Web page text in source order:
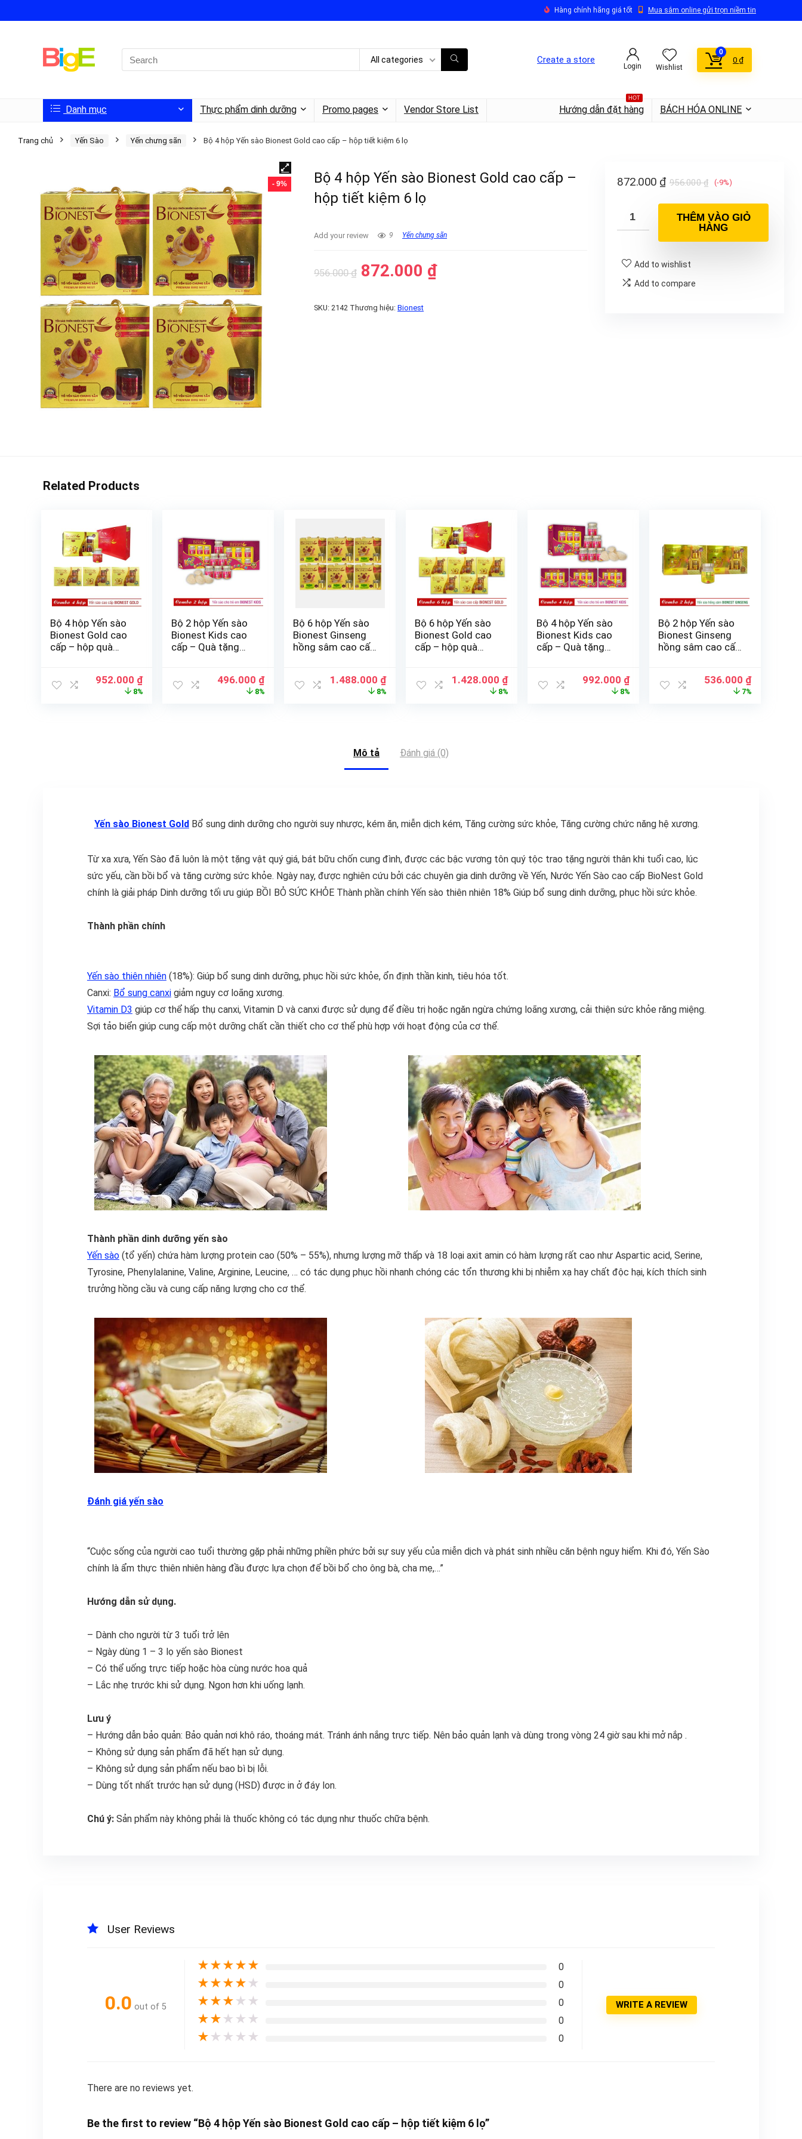
Hàng chính hãng giá tốt Mua sắm online gửi trọn niềm tin
All categories Create a store
Login Wishlist
0
0 ₫
Danh mục Thực phẩm dinh dưỡng Promo pages Vendor Store List
HOT
Hướng dẫn đặt hàng BÁCH HÓA ONLINE
Trang chủ Yến Sào Yến chưng sãn Bộ 4 hộp Yến sào Bionest Gold cao cấp – hộp tiết kiệm 6 lọ
- 9%
Bộ 4 hộp Yến sào Bionest Gold cao cấp –
hộp tiết kiệm 6 lọ
Add your review 9 Yến chưng sãn
956.000₫ 872.000 ₫
SKU:2142 Thương hiệu:Bionest
956.000₫
872.000 ₫ (-9%)
THÊM VÀO GIỎ
HÀNG
Add to wishlist
Add to compare
Related Products
Bộ 4 hộp Yến sào
Bionest Gold cao
cấp – hộp quà
952.000 ₫
8%
Bộ 2 hộp Yến sào
Bionest Kids cao
cấp – Quà tặng
496.000 ₫
8%
Bộ 6 hộp Yến sào
Bionest Ginseng
hồng sâm cao cấp
1.488.000 ₫
8%
Bộ 6 hộp Yến sào
Bionest Gold cao
cấp – hộp quà
1.428.000 ₫
8%
Bộ 4 hộp Yến sào
Bionest Kids cao
cấp – Quà tặng
992.000 ₫
8%
Bộ 2 hộp Yến sào
Bionest Ginseng
hồng sâm cao cấp
536.000 ₫
7%
Mô tả Đánh giá (0)
Yến sào Bionest GoldBổ sung dinh dưỡng cho người suy nhược, kém ăn, miễn dịch kém, Tăng cường sức khỏe, Tăng cường chức năng hệ xương.
Từ xa xưa, Yến Sào đã luôn là một tặng vật quý giá, bát bữu chốn cung đình, được các bậc vương tôn quý tộc trao tặng người thân khi tuổi cao, lúc
sức yếu, cần bồi bổ và tăng cường sức khỏe. Ngày nay, được nghiên cứu bởi các chuyên gia dinh dưỡng về Yến, Nước Yến Sào cao cấp BioNest Gold
chính là giải pháp Dinh dưỡng tối ưu giúp BỒI BỎ SỨC KHỎE Thành phần chính Yến sào thiên nhiên 18% Giúp bổ sung dinh dưỡng, phục hồi sức khỏe.
Thành phần chính
Yến sào thiên nhiên(18%): Giúp bổ sung dinh dưỡng, phục hồi sức khỏe, ổn định thần kinh, tiêu hóa tốt.
Canxi: Bổ sung canxigiảm nguy cơ loãng xương.
Vitamin D3 giúp cơ thể hấp thụ canxi, Vitamin D và canxi được sử dụng để điều trị hoặc ngăn ngừa chứng loãng xương, cải thiện sức khỏe răng miệng.
Sợi tảo biển giúp cung cấp một dưỡng chất cần thiết cho cơ thể phù hợp với hoạt động của cơ thể.
Thành phần dinh dưỡng yến sào
Yến sào(tổ yến) chứa hàm lượng protein cao (50% – 55%), nhưng lượng mỡ thấp và 18 loại axit amin có hàm lượng rất cao như Aspartic acid, Serine,
Tyrosine, Phenylalanine, Valine, Arginine, Leucine, … có tác dụng phục hồi nhanh chóng các tổn thương khi bị nhiễm xạ hay chất độc hại, kích thích sinh
trưởng hồng cầu và cung cấp năng lượng cho cơ thể.
Đánh giá yến sào
“Cuộc sống của người cao tuổi thường gặp phải những phiền phức bởi sự suy yếu của miễn dịch và phát sinh nhiều căn bệnh nguy hiểm. Khi đó, Yến Sào
chính là ẩm thực thiên nhiên hàng đầu được lựa chọn để bồi bổ cho ông bà, cha mẹ,…”
Hướng dẫn sử dụng.
– Dành cho người từ 3 tuổi trở lên
– Ngày dùng 1 – 3 lọ yến sào Bionest
– Có thể uống trực tiếp hoặc hòa cùng nước hoa quả
– Lắc nhẹ trước khi sử dụng. Ngon hơn khi uống lạnh.
Lưu ý
– Hướng dẫn bảo quản: Bảo quản nơi khô ráo, thoáng mát. Tránh ánh nắng trực tiếp. Nên bảo quản lạnh và dùng trong vòng 24 giờ sau khi mở nắp .
– Không sử dụng sản phẩm đã hết hạn sử dụng.
– Không sử dụng sản phẩm nếu bao bì bị lỗi.
– Dùng tốt nhất trước hạn sử dụng (HSD) được in ở đáy lon.
Chú ý:Sản phẩm này không phải là thuốc không có tác dụng như thuốc chữa bệnh.
User Reviews
0.0 out of 5
★★★★★ 0
★★★★ ★ 0
★★★ ★ ★ 0
★★ ★ ★ ★ 0
★ ★ ★ ★ ★ 0
WRITE A REVIEW
There are no reviews yet.
Be the first to review “Bộ 4 hộp Yến sào Bionest Gold cao cấp – hộp tiết kiệm 6 lọ”